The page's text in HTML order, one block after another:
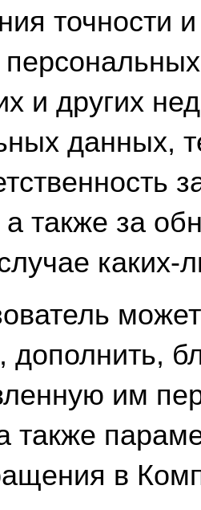
точности
и других
данных,
также за
каких-
дополнить,
им
также
в